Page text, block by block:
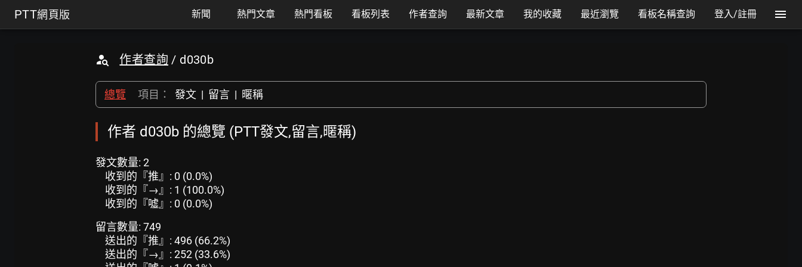
PTT網頁版 新聞 熱門文章 熱門看板 看板列表 作者查詢 最新文章 我的收藏 最近瀏覽 看板名稱查詢 登入/註冊
作者查詢 / d030b
總覽 項目： 發文 | 留言 | 暱稱
作者 d030b 的總覽 (PTT發文,留言,暱稱)
發文數量: 2
收到的『推』: 0 (0.0%)
收到的『→』: 1 (100.0%)
收到的『噓』: 0 (0.0%)
留言數量: 749
送出的『推』: 496 (66.2%)
送出的『→』: 252 (33.6%)